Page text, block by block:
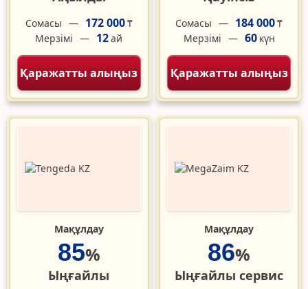
Сомасы 172 000₸
Мерзімі
12ай
Қаражатты алыңыз
Сомасы 184 000₸
Мерзімі
60 күн
Қаражатты алыңыз
Мақұлдау
85%
Ыңғайлы
Мақұлдау
86%
Ыңғайлы сервис